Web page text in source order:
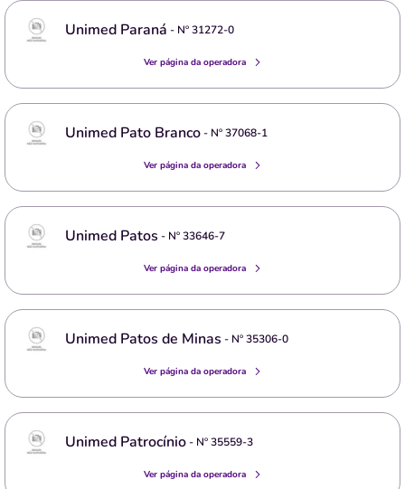
Unimed Paraná - Nº31272-0
Ver página da operadora
Unimed Pato Branco- Nº37068-1
Ver página da operadora
Unimed Patos - Nº33646-7
Ver página da operadora
Unimed Patos de Minas - Nº35306-0
Ver página da operadora
Unimed Patrocínio- Nº35559-3
Ver página da operadora